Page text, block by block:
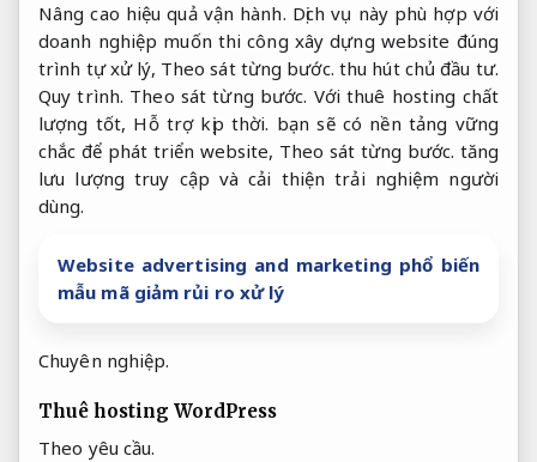
Nâng cao hiệu quả vận hành. Dịch vụ này phù hợp với
doanh nghiệp muốn thi công xây dựng website đúng
trình tự xử lý, Theo sát từng bước. thu hút chủ đầu tư.
Quy trình. Theo sát từng bước. Với thuê hosting chất
lượng tốt, Hỗ trợ kịp thời. bạn sẽ có nền tảng vững
chắc để phát triển website, Theo sát từng bước. tăng
lưu lượng truy cập và cải thiện trải nghiệm người
dùng.
Website advertising and marketing phổ biến
mẫu mã giảm rủi ro xử lý
Chuyên nghiệp.
Thuê hosting WordPress
Theo yêu cầu.